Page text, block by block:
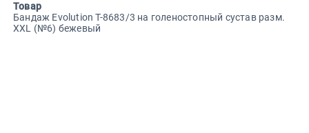
Товар
Бандаж Evolution Т-8683/3 на голеностопный сустав разм.
XXL (№6) бежевый